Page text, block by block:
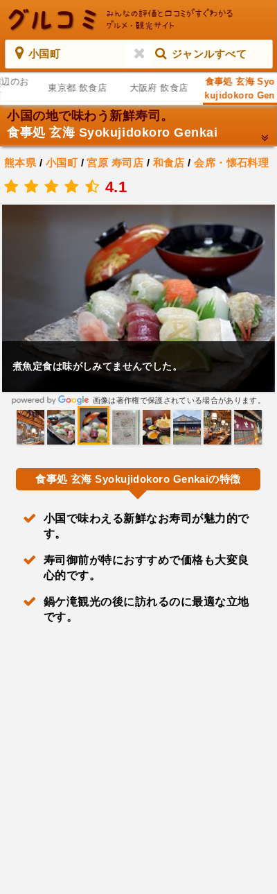
小国町 ジャンルすべて
のお
東京都 飲食店 大阪府 飲食店
食事処 玄海 Syo
kujidokoro Gen
kai
小国の地で味わう新鮮寿司。
食事処 玄海 Syokujidokoro Genkai
熊本県 / 小国町/宮原 寿司店 / 和食店 /会席・懐石料理
.
4.1
煮魚定食は味がしみてませんでした。
画像は著作権で保護されている場合があります。
食事処 玄海 Syokujidokoro Genkaiの特徴
小国で味わえる新鮮なお寿司が魅力的で
す。
寿司御前が特におすすめで価格も大変良
心的です。
鍋ケ滝観光の後に訪れるのに最適な立地
です。